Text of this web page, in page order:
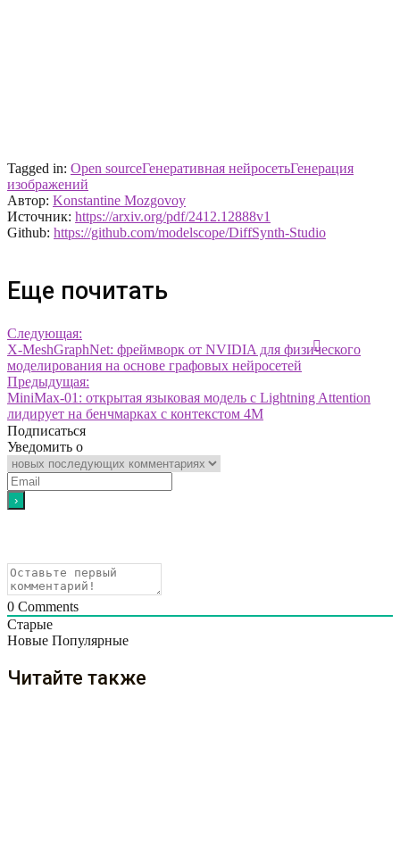
Tagged in: Open sourceГенеративная нейросетьГенерация
изображений
Автор: Konstantine Mozgovoy
Источник: https://arxiv.org/pdf/2412.12888v1
Github: https://github.com/modelscope/DiffSynth-Studio
Еще почитать
Следующая:
X-MeshGraphNet: фреймворк от NVIDIA для физического
моделирования на основе графовых нейросетей
Предыдущая:
MiniMax-01: открытая языковая модель с Lightning Attention
лидирует на бенчмарках с контекстом 4M
Подписаться
Уведомить о
0 Comments
Старые
Новые Популярные
Читайте также